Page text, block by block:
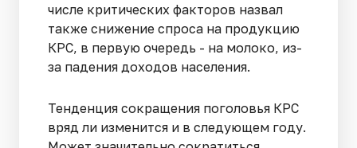
числе критических факторов назвал
также снижение спроса на продукцию
КРС, в первую очередь - на молоко, из-
за падения доходов населения.
Тенденция сокращения поголовья КРС
вряд ли изменится и в следующем году.